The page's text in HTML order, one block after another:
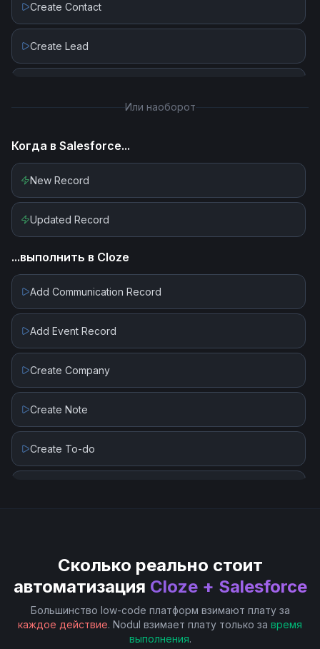
Create Contact
Create Lead
Get Records By Collections
Get Records by Query
Или наоборот
Когда в Salesforce...
New Record
Updated Record
...выполнить в Cloze
Add Communication Record
Add Event Record
Create Company
Create Note
Create To-do
Сколько реально стоит
автоматизация Cloze + Salesforce
Большинство low-code платформ взимают плату за
каждое действие. Nodul взимает плату только за время
выполнения.